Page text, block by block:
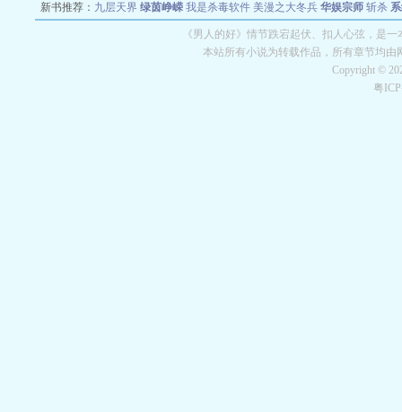
新书推荐： 九层天界 绿茵峥嵘 我是杀毒软件 美漫之大冬兵 华娱宗师 斩杀
教练万岁 都市全能巨星 绝对交易 全职武神 位面复
《男人的好》情节跌宕起伏、扣人心弦，是
本站所有小说为转载作品，所有章节均
Copyright ©
粤